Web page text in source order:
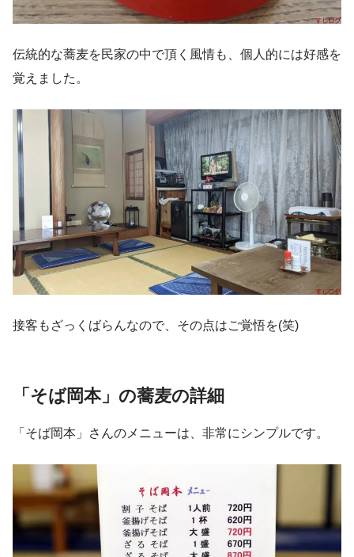
伝統的な蕎麦を民家の中で頂く風情も、個人的には好感を
覚えました。
接客もざっくばらんなので、その点はご覚悟を(笑)
「そば岡本」の蕎麦の詳細
「そば岡本」さんのメニューは、非常にシンプルです。